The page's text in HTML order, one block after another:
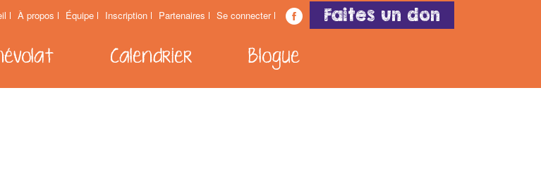
Calendrier Blogue
À propos Équipe Inscription Partenaires Se connecter Faites un don